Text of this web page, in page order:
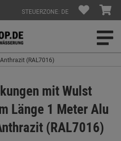
STEUERZONE: DE
Anthrazit (RAL7016)
mit Wulst
Länge 1 Meter Alu
(RAL7016)